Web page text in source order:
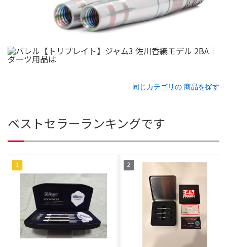
同じカテゴリの 商品を探す
ベストセラーランキングです